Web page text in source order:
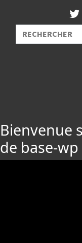
Bienvenue
de base-wp